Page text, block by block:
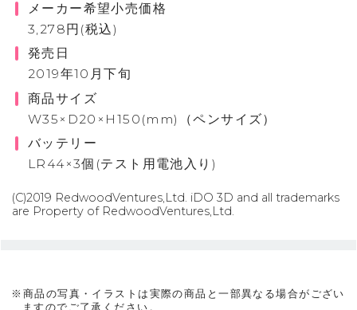
メーカー希望小売価格
3,278円(税込)
発売日
2019年10月下旬
商品サイズ
W35×D20×H150(mm)（ペンサイズ）
バッテリー
LR44×3個(テスト用電池入り)
(C)2019 RedwoodVentures,Ltd. iDO 3D and all trademarks
are Property of RedwoodVentures,Ltd.
※商品の写真・イラストは実際の商品と一部異なる場合がござい
ますのでご了承ください。